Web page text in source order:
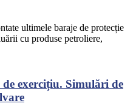
ultimele baraje de protecție
cu produse petroliere,
exercițiu. Simulări de